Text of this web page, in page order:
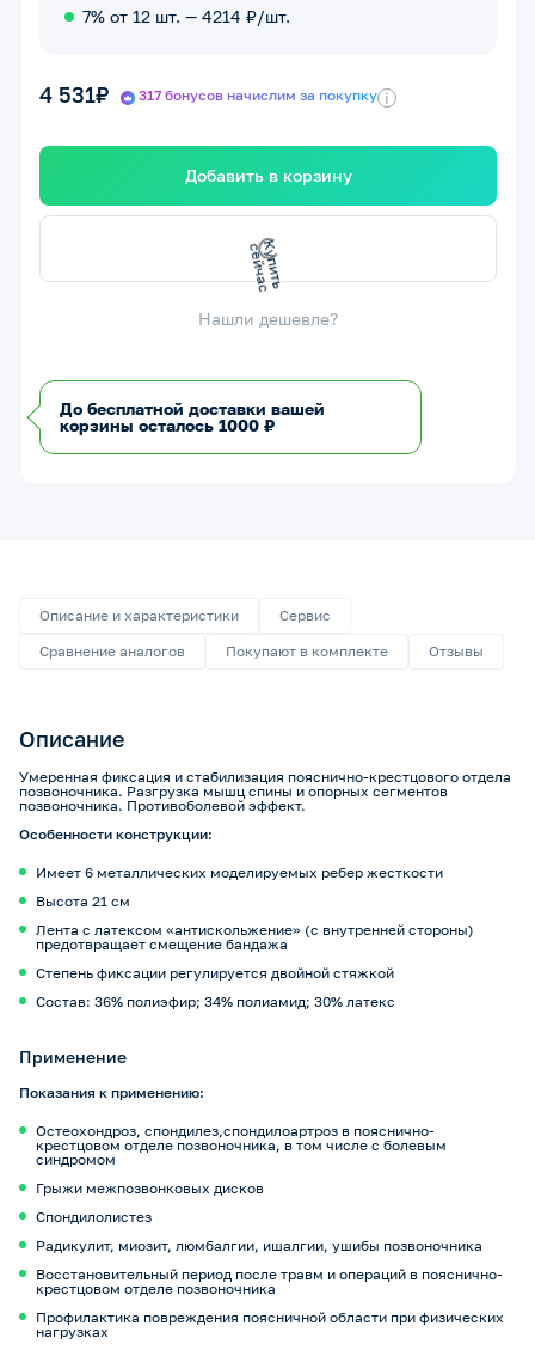
7% от 12 шт. — 4214 ₽/шт.
4 531₽ 317 бонусов начислим за покупку i
Добавить в корзину
К
у
п
и
т
ь
с
е
й
ч
а
с
Нашли дешевле?
До бесплатной доставки вашей
корзины осталось 1000 ₽
Описание и характеристики
Сервис
Сравнение аналогов
Покупают в комплекте Отзывы
Описание
Умеренная фиксация и стабилизация пояснично-крестцового отдела
позвоночника. Разгрузка мышц спины и опорных сегментов
позвоночника. Противоболевой эффект.
Особенности конструкции:
Имеет 6 металлических моделируемых ребер жесткости
Высота 21 см
Лента с латексом «антискольжение» (с внутренней стороны)
предотвращает смещение бандажа
Степень фиксации регулируется двойной стяжкой
Состав: 36% полиэфир; 34% полиамид; 30% латекс
Применение
Показания к применению:
Остеохондроз, спондилез,спондилоартроз в пояснично-
крестцовом отделе позвоночника, в том числе с болевым
синдромом
Грыжи межпозвонковых дисков
Cпондилолистез
Радикулит, миозит, люмбалгии, ишалгии, ушибы позвоночника
Восстановительный период после травм и операций в пояснично-
крестцовом отделе позвоночника
Профилактика повреждения поясничной области при физических
нагрузках